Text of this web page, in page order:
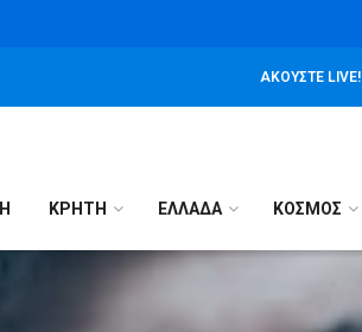
ΑΚΟΎΣΤΕ LIVE!
ΚΡΗΤΗ ΕΛΛΑΔΑ ΚΟΣΜΟΣ